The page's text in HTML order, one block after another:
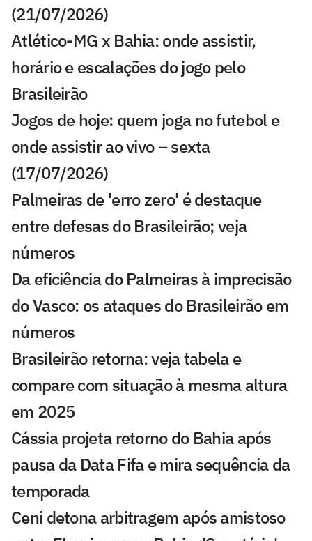
(21/07/2026)
Atlético-MG x Bahia: onde assistir,
horário e escalações do jogo pelo
Brasileirão
Jogos de hoje: quem joga no futebol e
onde assistir ao vivo – sexta
(17/07/2026)
Palmeiras de 'erro zero' é destaque
entre defesas do Brasileirão; veja
números
Da eficiência do Palmeiras à imprecisão
do Vasco: os ataques do Brasileirão em
números
Brasileirão retorna: veja tabela e
compare com situação à mesma altura
em 2025
Cássia projeta retorno do Bahia após
pausa da Data Fifa e mira sequência da
temporada
Ceni detona arbitragem após amistoso